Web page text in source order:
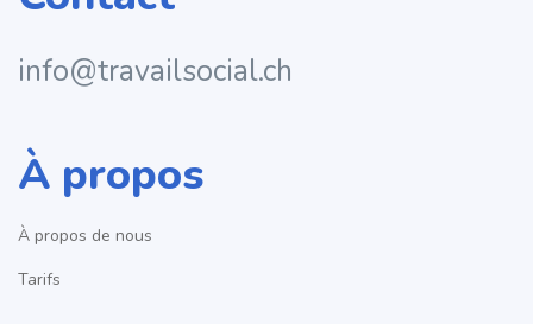
info@travailsocial.ch
À propos
À propos de nous
Tarifs